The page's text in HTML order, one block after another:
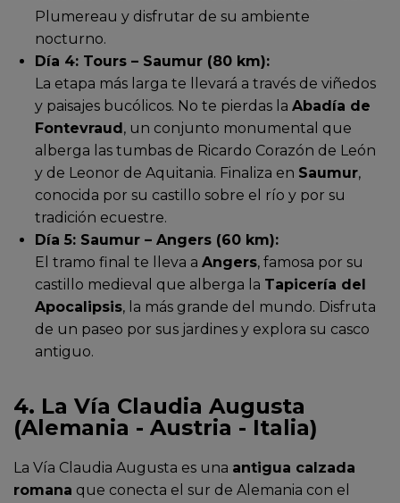
Plumereau y disfrutar de su ambiente
nocturno.
Día 4: Tours – Saumur (80 km):
La etapa más larga te llevará a través de viñedos
y paisajes bucólicos. No te pierdas la Abadía de
Fontevraud , un conjunto monumental que
alberga las tumbas de Ricardo Corazón de León
y de Leonor de Aquitania. Finaliza en Saumur,
conocida por su castillo sobre el río y por su
tradición ecuestre.
Día 5: Saumur – Angers (60 km):
El tramo final te lleva a Angers, famosa por su
castillo medieval que alberga la Tapicería del
Apocalipsis, la más grande del mundo. Disfruta
de un paseo por sus jardines y explora su casco
antiguo.
4. La Vía Claudia Augusta
(Alemania - Austria - Italia)
La Vía Claudia Augusta es una antigua calzada
romana que conecta el sur de Alemania con el